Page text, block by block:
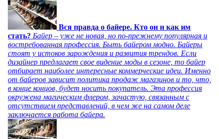
Вся правда о байере. Кто он и как им
стать? Байер – уже не новая, но по-прежнему популярная и
востребованная профессия. Быть байером модно. Байеры
стоят у истоков зарождения и развития трендов. Если
дизайнер предлагает свое видение моды в сезоне, то байер
отбирает наиболее интересные коммерческие идеи. Именно
от байеров зависит политика продаж магазинов и то, что,
в конце концов, будет носить покупатель. Эта профессия
окружена магическим флером, зачастую, связанным с
отсутствием представлений, в чем же на самом деле
заключается работа байера.